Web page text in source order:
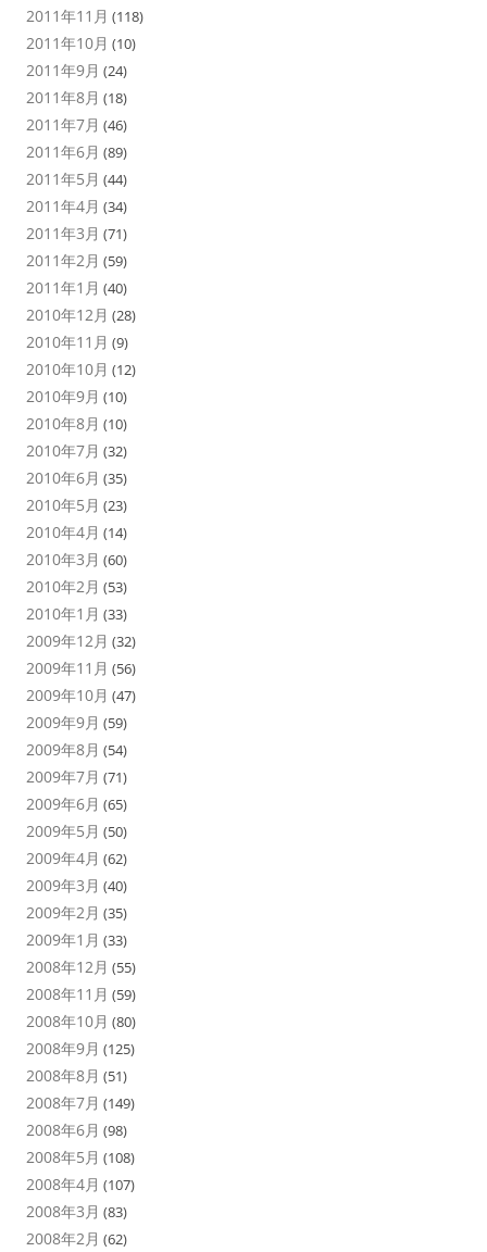
2011年11月 (118)
2011年10月 (10)
2011年9月 (24)
2011年8月 (18)
2011年7月 (46)
2011年6月 (89)
2011年5月 (44)
2011年4月 (34)
2011年3月 (71)
2011年2月 (59)
2011年1月 (40)
2010年12月 (28)
2010年11月 (9)
2010年10月 (12)
2010年9月 (10)
2010年8月 (10)
2010年7月 (32)
2010年6月 (35)
2010年5月 (23)
2010年4月 (14)
2010年3月 (60)
2010年2月 (53)
2010年1月 (33)
2009年12月 (32)
2009年11月 (56)
2009年10月 (47)
2009年9月 (59)
2009年8月 (54)
2009年7月 (71)
2009年6月 (65)
2009年5月 (50)
2009年4月 (62)
2009年3月 (40)
2009年2月 (35)
2009年1月 (33)
2008年12月 (55)
2008年11月 (59)
2008年10月 (80)
2008年9月 (125)
2008年8月 (51)
2008年7月 (149)
2008年6月 (98)
2008年5月 (108)
2008年4月 (107)
2008年3月 (83)
2008年2月 (62)